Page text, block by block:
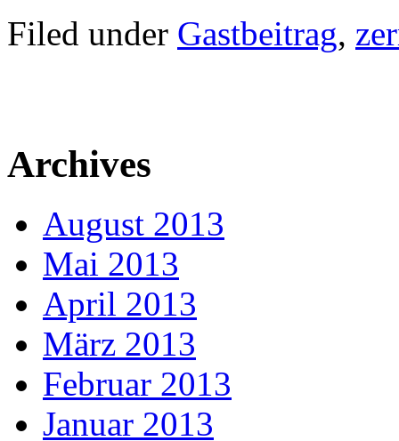
Filed under Gastbeitrag,
Archives
August 2013
Mai 2013
April 2013
März 2013
Februar 2013
Januar 2013